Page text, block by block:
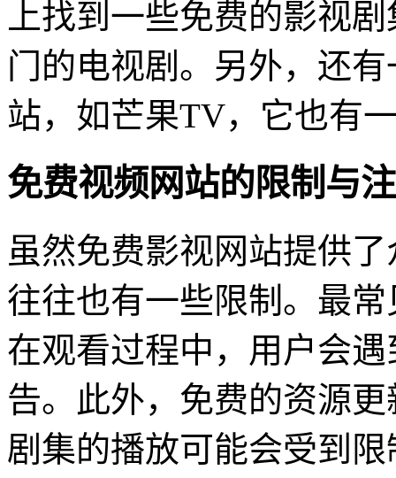
上找到一些免费的影视
门的电视剧。另外，还
站，如芒果TV，它也有
免费视频网站的限制与
虽然免费影视网站提供
往往也有一些限制。最
在观看过程中，用户会
告。此外，免费的资源
剧集的播放可能会受到